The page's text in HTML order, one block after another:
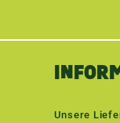
Unsere